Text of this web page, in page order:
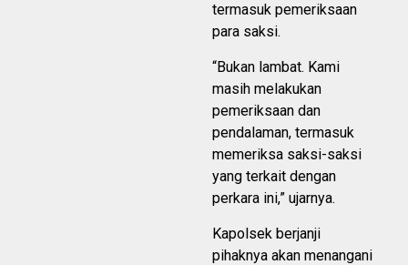
termasuk pemeriksaan
para saksi.
“Bukan lambat. Kami
masih melakukan
pemeriksaan dan
pendalaman, termasuk
memeriksa saksi-saksi
yang terkait dengan
perkara ini,” ujarnya.
Kapolsek berjanji
pihaknya akan menangani